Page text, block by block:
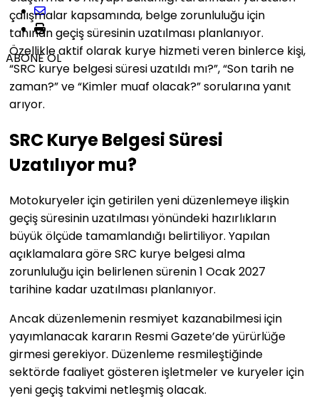
ABONE OL
çalışmalar kapsamında, belge zorunluluğu için
tanınan geçiş süresinin uzatılması planlanıyor.
Özellikle aktif olarak kurye hizmeti veren binlerce kişi,
“SRC kurye belgesi süresi uzatıldı mı?”, “Son tarih ne
zaman?” ve “Kimler muaf olacak?” sorularına yanıt
arıyor.
SRC Kurye Belgesi Süresi
Uzatılıyor mu?
Motokuryeler için getirilen yeni düzenlemeye ilişkin
geçiş süresinin uzatılması yönündeki hazırlıkların
büyük ölçüde tamamlandığı belirtiliyor. Yapılan
açıklamalara göre SRC kurye belgesi alma
zorunluluğu için belirlenen sürenin 1 Ocak 2027
tarihine kadar uzatılması planlanıyor.
Ancak düzenlemenin resmiyet kazanabilmesi için
yayımlanacak kararın Resmi Gazete’de yürürlüğe
girmesi gerekiyor. Düzenleme resmileştiğinde
sektörde faaliyet gösteren işletmeler ve kuryeler için
yeni geçiş takvimi netleşmiş olacak.